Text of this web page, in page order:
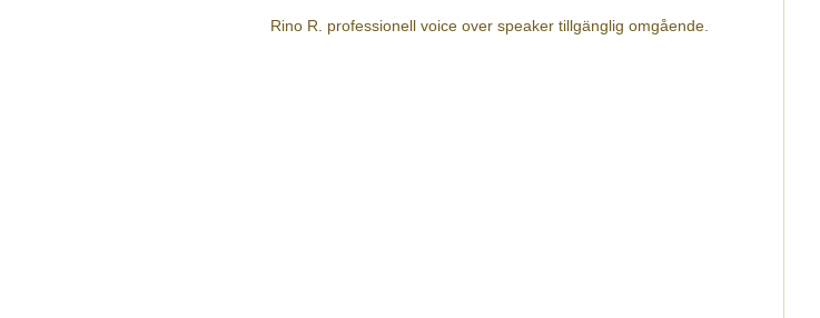
Rino R. professionell voice over speaker tillgänglig omgående.